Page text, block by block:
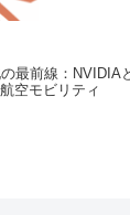
最前線：NVIDIA
空モビリティ